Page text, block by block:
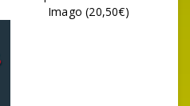
Imago (20,50€)